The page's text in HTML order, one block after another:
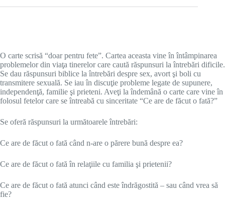
O carte scrisă “doar pentru fete”. Cartea aceasta vine în întâmpinarea
problemelor din viaţa tinerelor care caută răspunsuri la întrebări dificile.
Se dau răspunsuri biblice la întrebări despre sex, avort şi boli cu
transmitere sexuală. Se iau în discuţie probleme legate de supunere,
independenţă, familie şi prieteni. Aveţi la îndemână o carte care vine în
folosul fetelor care se întreabă cu sinceritate “Ce are de făcut o fată?”
Se oferă răspunsuri la următoarele întrebări:
Ce are de făcut o fată când n-are o părere bună despre ea?
Ce are de făcut o fată în relaţiile cu familia şi prietenii?
Ce are de făcut o fată atunci când este îndrăgostită – sau când vrea să
fie?